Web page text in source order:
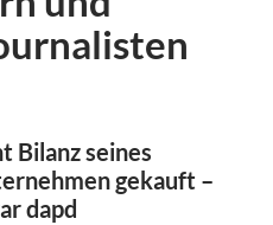
Bilanz seines
gekauft –
dapd